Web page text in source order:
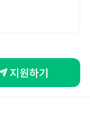
지원하기